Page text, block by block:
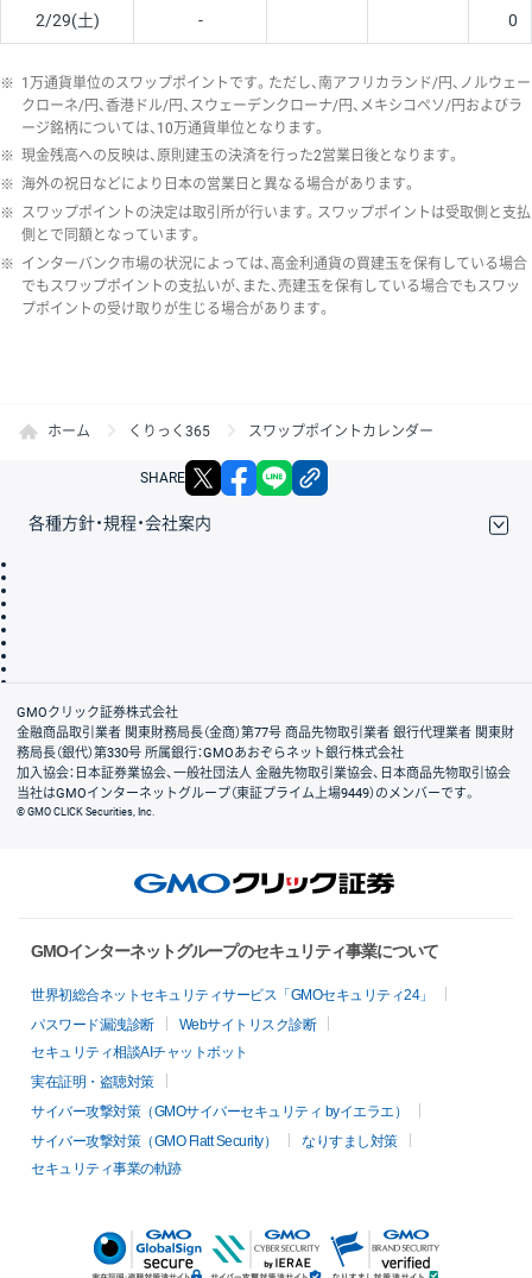
2/29(土) - 0
※ 1万通貨単位のスワップポイントです。ただし、南アフリカランド/円、ノルウェー
クローネ/円、香港ドル/円、スウェーデンクローナ/円、メキシコペソ/円およびラ
ージ銘柄については、10万通貨単位となります。
※ 現金残高への反映は、原則建玉の決済を行った2営業日後となります。
※ 海外の祝日などにより日本の営業日と異なる場合があります。
※ スワップポイントの決定は取引所が行います。スワップポイントは受取側と支払
側とで同額となっています。
※ インターバンク市場の状況によっては、高金利通貨の買建玉を保有している場合
でもスワップポイントの支払いが、また、売建玉を保有している場合でもスワッ
プポイントの受け取りが生じる場合があります。
ホーム くりっく365 スワップポイントカレンダー
SHARE X facebook
各種方針・規程・会社案内
会社案内
GMOクリック証券株式会社
金融商品取引業者 関東財務局長（金商）第77号 商品先物取引業者 銀行代理業者 関東財
務局長（銀代）第330号 所属銀行：GMOあおぞらネット銀行株式会社
加入協会：日本証券業協会、一般社団法人 金融先物取引業協会、日本商品先物取引協会
当社はGMOインターネットグループ（東証プライム上場9449）のメンバーです。
© GMO CLICK Securities, Inc.
GMOインターネットグループのセキュリティ事業について
世界初総合ネットセキュリティサービス「GMOセキュリティ24」
パスワード漏洩診断
Webサイトリスク診断
セキュリティ相談AIチャットボット
実在証明・盗聴対策
サイバー攻撃対策（GMOサイバーセキュリティ byイエラエ）
サイバー攻撃対策（GMO Flatt Security）
なりすまし対策
セキュリティ事業の軌跡